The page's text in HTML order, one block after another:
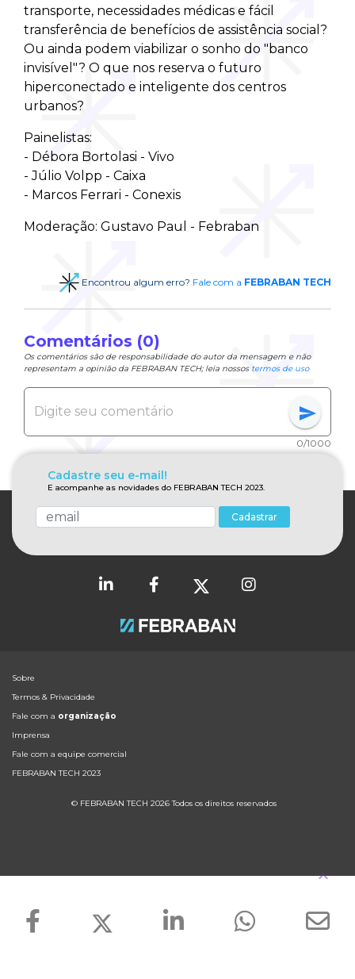
transporte, necessidades médicas e fácil
transferência de benefícios de assistência social?
Ou ainda podem viabilizar o sonho do "banco
invisível"? O que nos reserva o futuro
hiperconectado e inteligente dos centros
urbanos?
Painelistas:
- Débora Bortolasi - Vivo
- Júlio Volpp - Caixa
- Marcos Ferrari - Conexis
Moderação: Gustavo Paul - Febraban
Encontrou algum erro? Fale com a FEBRABAN TECH
Comentários (0)
Os comentários são de responsabilidade do autor da mensagem e não
representam a opinião da FEBRABAN TECH; leia nossos termos de uso
send
0/1000
Cadastre seu e-mail!
E acompanhe as novidades do FEBRABAN TECH 2023.
Cadastrar
Sobre
Termos & Privacidade
Fale com a organização
Imprensa
Fale com a equipe comercial
FEBRABAN TECH 2023
© FEBRABAN TECH 2026 Todos os direitos reservados
keyboard_arrow_up